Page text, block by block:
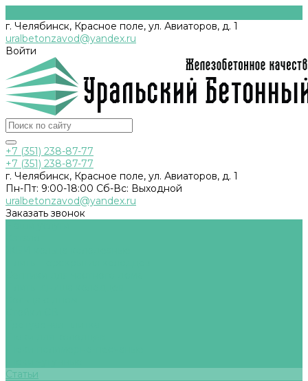
г. Челябинск, Красное поле, ул. Авиаторов, д. 1
uralbetonzavod@yandex.ru
Войти
+7 (351) 238-87-77
+7 (351) 238-87-77
г. Челябинск, Красное поле, ул. Авиаторов, д. 1
Пн-Пт: 9:00-18:00 Cб-Вс: Выходной
uralbetonzavod@yandex.ru
Заказать звонок
Статьи